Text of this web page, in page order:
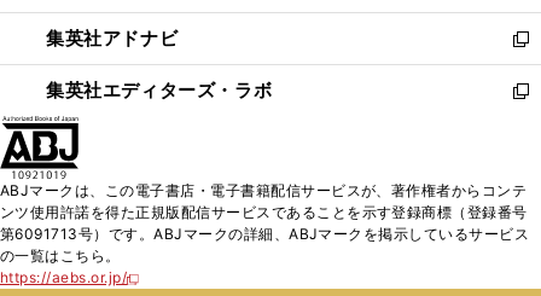
開
く
ウ
で
開
く
ン
ド
ウ
で
ウ
ィ
ン
ド
く
集英社アドナビ
新
し
い
ド
ウ
で
集英社エディターズ・ラボ
新
ィ
ン
ABJマークは、この電子書店・電子書籍配信サービスが、著作権者からコンテ
ンツ使用許諾を得た正規版配信サービスであることを示す登録商標（登録番号
第6091713号）です。ABJマークの詳細、ABJマークを掲示しているサービス
の一覧はこちら。
https://aebs.or.jp/
新